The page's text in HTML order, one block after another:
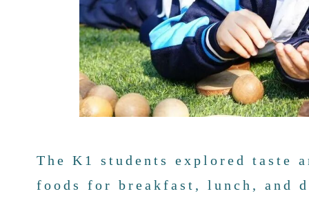
The K1 students explored taste
foods for breakfast, lunch, and